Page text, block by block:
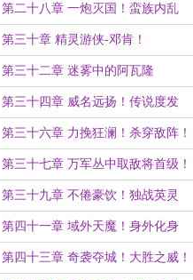
是无敌？
第二十八章 一炮灭国！蛮族内乱
第三十章 精灵游侠-邓肯！
第三十二章 迷雾中的阿瓦隆
第三十四章 威名远扬！传说度发
酵！
第三十六章 力挽狂澜！杀穿敌阵！
第三十七章 万军丛中取敌将首级！
求首订
第三十九章 不倦豪饮！独战英灵
殿！
第四十一章 域外天魔！身外化身
第四十三章 奇袭夺城！大胜之威！